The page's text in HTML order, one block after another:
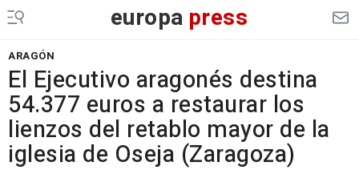
europa press
ARAGÓN
El Ejecutivo aragonés destina
54.377 euros a restaurar los
lienzos del retablo mayor de la
iglesia de Oseja (Zaragoza)